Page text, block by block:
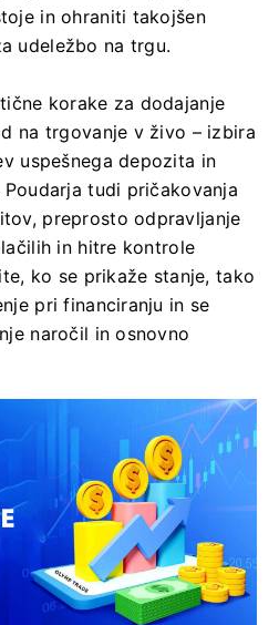
in ohraniti takojšen
udeležbo na trgu.
korake za dodajanje
na trgovanje v živo – izbira
uspešnega depozita in
tudi pričakovanja
preprosto odpravljanje
in hitre kontrole
ko se prikaže stanje, tako
pri financiranju in se
naročil in osnovno